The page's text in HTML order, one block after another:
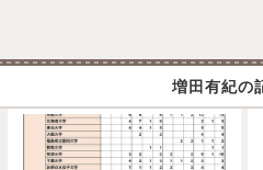
増田有紀の